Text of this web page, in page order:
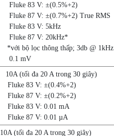
Fluke 83 V: ±(0.5%+2)
Fluke 87 V: ±(0.7%+2) True RMS
Fluke 83 V: 5kHz
Fluke 87 V: 20kHz*
*với bộ lọc thông thấp; 3db @ 1kHz
0.1 mV
10A (tối đa 20 A trong 30 giây)
Fluke 83 V: ±(0.4%+2)
Fluke 87 V: ±(0.2%+2)
Fluke 83 V: 0.01 mA
Fluke 87 V: 0.01 µA
10A (tối đa 20 A trong 30 giây)